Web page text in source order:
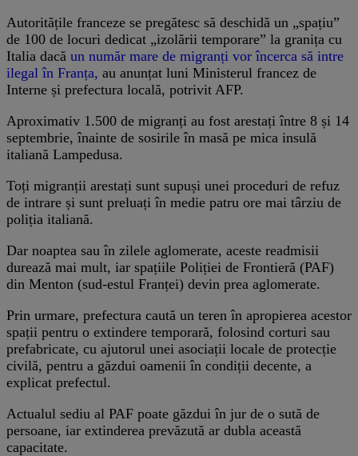
Autoritățile franceze se pregătesc să deschidă un „spațiu”
de 100 de locuri dedicat „izolării temporare” la granița cu
Italia dacă un număr mare de migranți vor încerca să intre
ilegal în Franța, au anunțat luni Ministerul francez de
Interne și prefectura locală, potrivit AFP.
Aproximativ 1.500 de migranți au fost arestați între 8 și 14
septembrie, înainte de sosirile în masă pe mica insulă
italiană Lampedusa.
Toți migranții arestați sunt supuși unei proceduri de refuz
de intrare și sunt preluați în medie patru ore mai târziu de
poliția italiană.
Dar noaptea sau în zilele aglomerate, aceste readmisii
durează mai mult, iar spațiile Poliției de Frontieră (PAF)
din Menton (sud-estul Franței) devin prea aglomerate.
Prin urmare, prefectura caută un teren în apropierea acestor
spații pentru o extindere temporară, folosind corturi sau
prefabricate, cu ajutorul unei asociații locale de protecție
civilă, pentru a găzdui oamenii în condiții decente, a
explicat prefectul.
Actualul sediu al PAF poate găzdui în jur de o sută de
persoane, iar extinderea prevăzută ar dubla această
capacitate.